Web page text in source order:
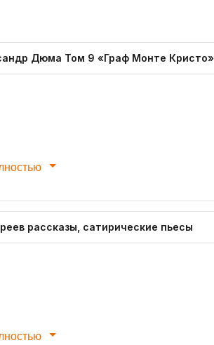
Дюма Том 9 «Граф Монте Кристо»
рассказы, сатирические пьесы